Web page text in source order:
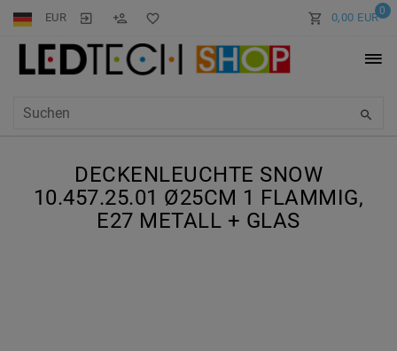
EUR 0
0,00 EUR
DECKENLEUCHTE SNOW
10.457.25.01 Ø25CM 1 FLAMMIG,
E27 METALL + GLAS